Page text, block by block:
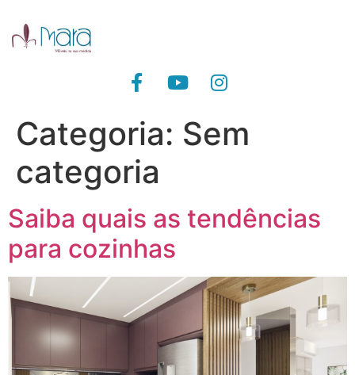
Categoria: Sem
categoria
Saiba quais as tendências
para cozinhas